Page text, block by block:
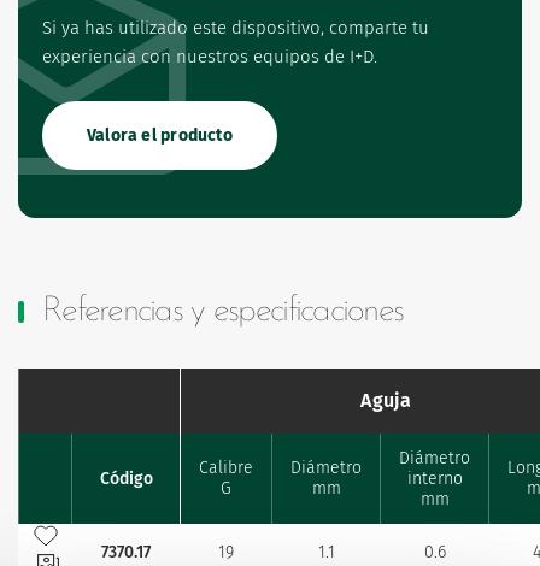
Si ya has utilizado este dispositivo, comparte tu
experiencia con nuestros equipos de I+D.
Valora el producto
Referencias y especificaciones
Aguja
FavouritesCódigo
Calibre
G
Diámetro
mm
Diámetro
interno
mm
Añadir a mis favoritos
7370.17
19 1.1 0.6
FavouritesCódigo
Añadir a mis favoritos
7370.17